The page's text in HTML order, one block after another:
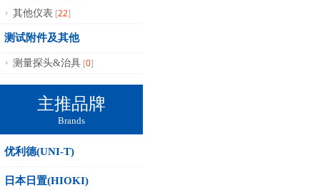
其他仪表 [22]
测试附件及其他
测量探头&治具 [0]
主推品牌
Brands
优利德(UNI-T)
日本日置(HIOKI)